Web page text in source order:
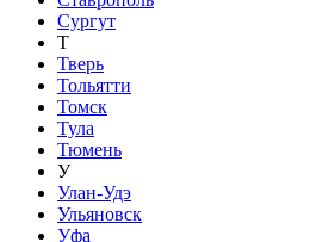
Сургут
Т
Тверь
Тольятти
Томск
Тула
Тюмень
У
Улан-Удэ
Ульяновск
Уфа